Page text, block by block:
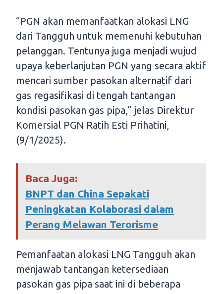
“PGN akan memanfaatkan alokasi LNG
dari Tangguh untuk memenuhi kebutuhan
pelanggan. Tentunya juga menjadi wujud
upaya keberlanjutan PGN yang secara aktif
mencari sumber pasokan alternatif dari
gas regasifikasi di tengah tantangan
kondisi pasokan gas pipa,” jelas Direktur
Komersial PGN Ratih Esti Prihatini,
(9/1/2025).
Baca Juga:
BNPT dan China Sepakati
Peningkatan Kolaborasi dalam
Perang Melawan Terorisme
Pemanfaatan alokasi LNG Tangguh akan
menjawab tantangan ketersediaan
pasokan gas pipa saat ini di beberapa